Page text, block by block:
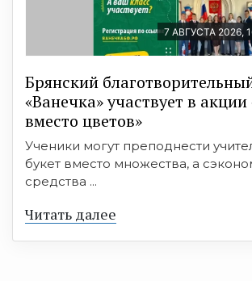
7 АВГУСТА 2026,
Брянский
«Ванечка» участвует в
вместо цветов»
Ученики могут преподнести
букет вместо множества, а
средства ...
Читать далее